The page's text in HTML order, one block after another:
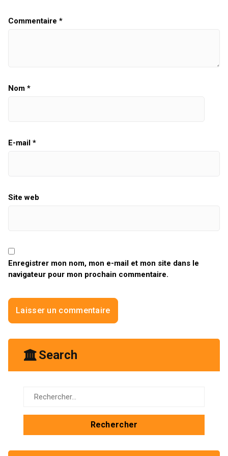
Commentaire *
Nom *
E-mail *
Site web
Enregistrer mon nom, mon e-mail et mon site dans le
navigateur pour mon prochain commentaire.
Search
Rechercher :